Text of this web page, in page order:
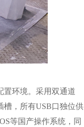
置环境。采用双通道
槽，所有USB口独位供
等国产操作系统，同